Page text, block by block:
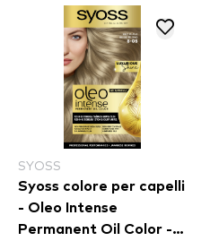
SYOSS
Syoss colore per capelli
- Oleo Intense
Permanent Oil Color -